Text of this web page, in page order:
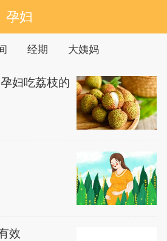
孕妇
经期 大姨妈
妇吃荔枝的
效